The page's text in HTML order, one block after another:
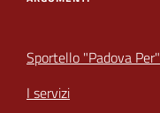
Sportello "Padova Per"
I servizi